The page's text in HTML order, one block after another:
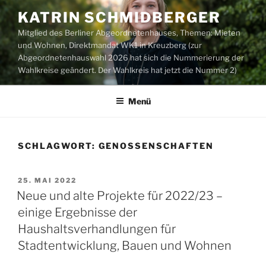
Zum
Inhalt
springen
KATRIN SCHMIDBERGER
Mitglied des Berliner Abgeordnetenhauses, Themen: Mieten
und Wohnen, Direktmandat WK1 in Kreuzberg (zur
Abgeordnetenhauswahl 2026 hat sich die Nummerierung der
Wahlkreise geändert. Der Wahlkreis hat jetzt die Nummer 2)
Menü
SCHLAGWORT: GENOSSENSCHAFTEN
VERÖFFENTLICHT
AM
25. MAI 2022
Neue und alte Projekte für 2022/23 –
einige Ergebnisse der
Haushaltsverhandlungen für
Stadtentwicklung, Bauen und Wohnen